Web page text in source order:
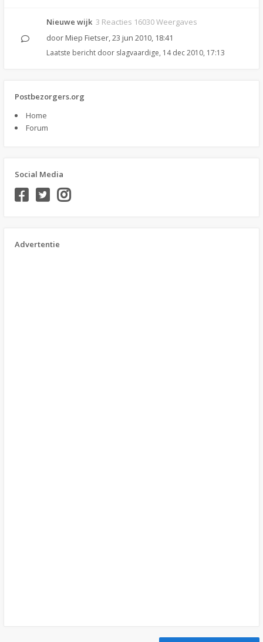
Nieuwe wijk 3 Reacties 16030 Weergaves
door Miep Fietser,23 jun 2010, 18:41
Laatste bericht door slagvaardige, 14 dec 2010, 17:13
Postbezorgers.org
Home
Forum
Social Media
Advertentie